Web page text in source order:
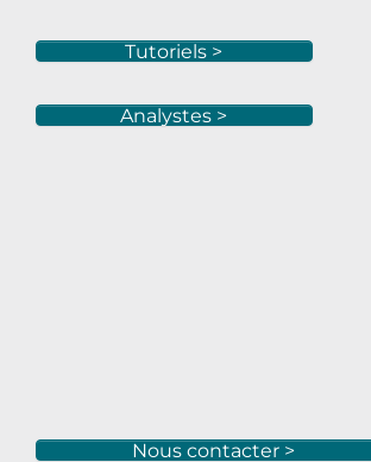
Tutoriels >
Analystes >
Nous contacter >